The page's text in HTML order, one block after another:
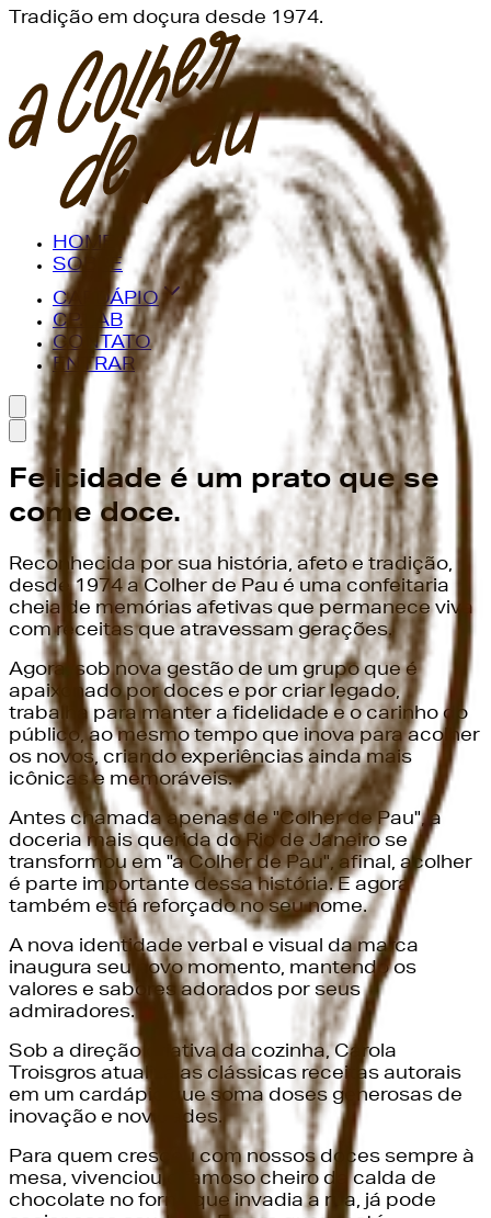
Tradição em doçura desde 1974.
HOME
SOBRE
CARDÁPIO
CP.LAB
CONTATO
ENTRAR
Felicidade é um prato que se
come doce.
Reconhecida por sua história, afeto e tradição,
desde 1974 a Colher de Pau é uma confeitaria
cheia de memórias afetivas que permanece viva
com receitas que atravessam gerações.
Agora, sob nova gestão de um grupo que é
apaixonado por doces e por criar legado,
trabalha para manter a fidelidade e o carinho do
público, ao mesmo tempo que inova para acolher
os novos, criando experiências ainda mais
icônicas e memoráveis.
Antes chamada apenas de "Colher de Pau", a
doceria mais querida do Rio de Janeiro se
transformou em "a Colher de Pau", afinal, acolher
é parte importante dessa história. E agora
também está reforçado no seu nome.
A nova identidade verbal e visual da marca
inaugura seu novo momento, mantendo os
valores e sabores adorados por seus
admiradores.
Sob a direção criativa da cozinha, Carola
Troisgros atualiza as clássicas receitas autorais
em um cardápio que soma doses generosas de
inovação e novidades.
Para quem cresceu com nossos doces sempre à
mesa, vivenciou o famoso cheiro da calda de
chocolate no forno que invadia a rua, já pode